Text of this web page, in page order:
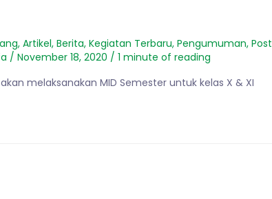
,Artikel,Berita,Kegiatan Terbaru,Pengumuman,Post
/November 18, 2020 /1 minute of reading
melaksanakan MID Semester untuk kelas X & XI